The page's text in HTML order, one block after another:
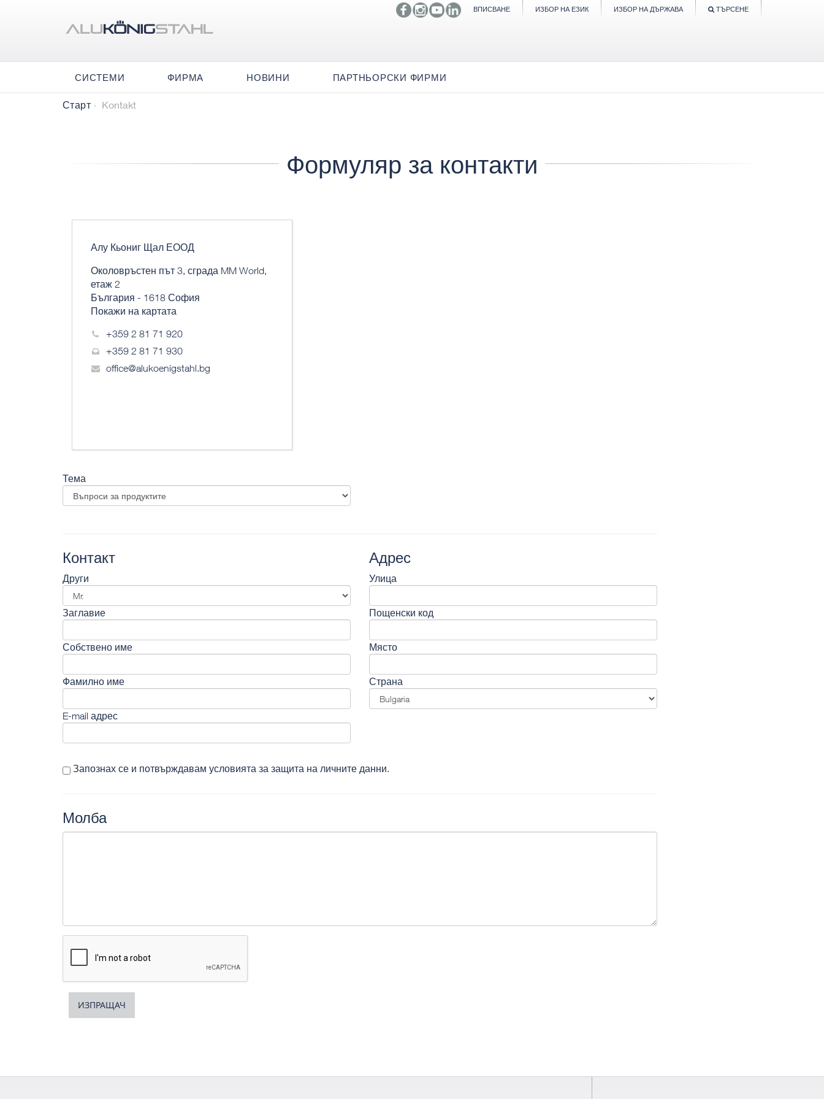
ВПИСВАНЕ ИЗБОР НА ЕЗИК ИЗБОР НА ДЪРЖАВА ТЪРСЕНЕ
СИСТЕМИ ФИРМА НОВИНИ ПАРТНЬОРСКИ ФИРМИ
Старт Kontakt
Формуляр за контакти
Алу Кьониг Щал ЕООД
Околовръстен път 3, сграда MM World,
етаж 2
България - 1618 София
Покажи на картата
+359 2 81 71 920
+359 2 81 71 930
office@alukoenigstahl.bg
Тема
Контакт
Други
Заглавие
Собствено име
Фамилно име
E-mail адрес
Адрес
Улица
Пощенски код
Място
Страна
Запознах се и потвърждавам условията за защита на личните данни.
Молба